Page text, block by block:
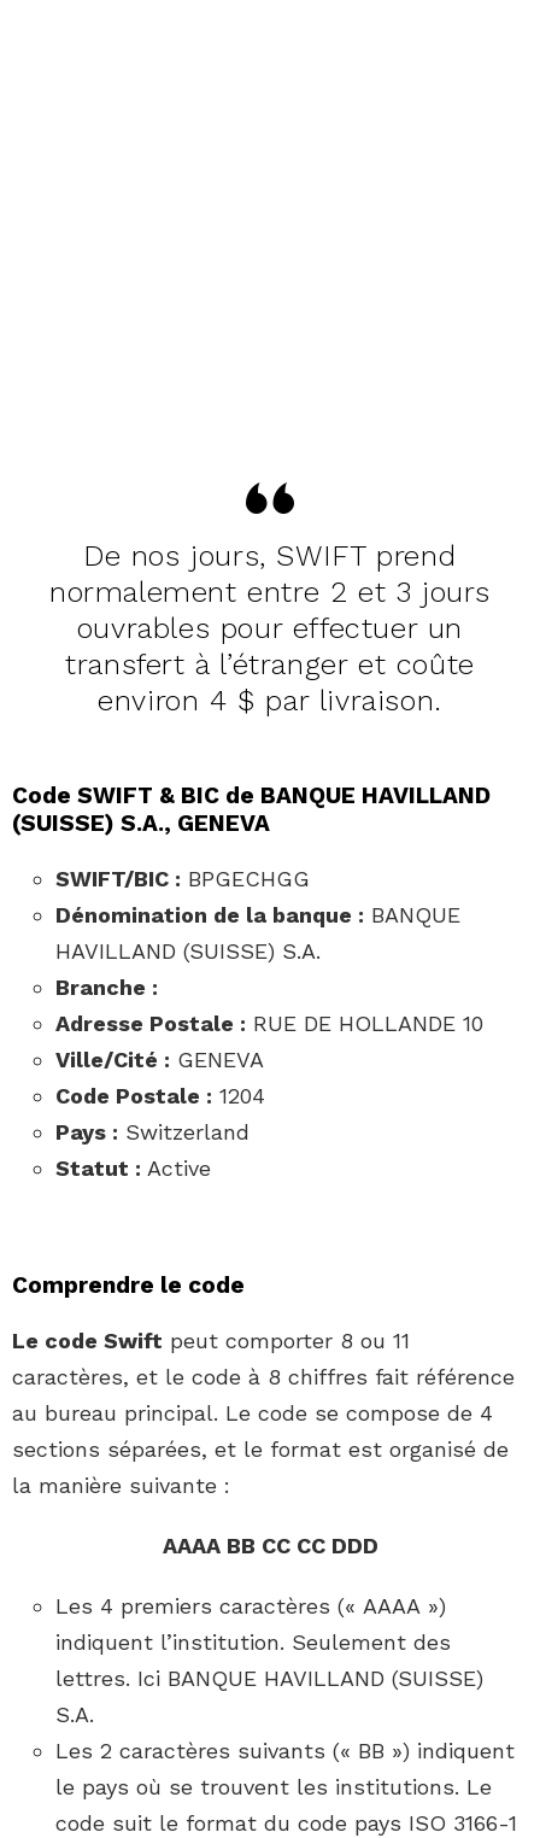
De nos jours, SWIFT prend
normalement entre 2 et 3 jours
ouvrables pour effectuer un
transfert à l’étranger et coûte
environ 4 $ par livraison.
Code SWIFT & BIC de BANQUE HAVILLAND
(SUISSE) S.A., GENEVA
SWIFT/BIC : BPGECHGG
Dénomination de la banque : BANQUE
HAVILLAND (SUISSE) S.A.
Branche :
Adresse Postale : RUE DE HOLLANDE 10
Ville/Cité : GENEVA
Code Postale : 1204
Pays : Switzerland
Statut : Active
Comprendre le code
Le code Swift peut comporter 8 ou 11
caractères, et le code à 8 chiffres fait référence
au bureau principal. Le code se compose de 4
sections séparées, et le format est organisé de
la manière suivante :
AAAA BB CC CC DDD
Les 4 premiers caractères (« AAAA »)
indiquent l’institution. Seulement des
lettres. Ici BANQUE HAVILLAND (SUISSE)
S.A.
Les 2 caractères suivants (« BB ») indiquent
le pays où se trouvent les institutions. Le
code suit le format du code pays ISO 3166-1